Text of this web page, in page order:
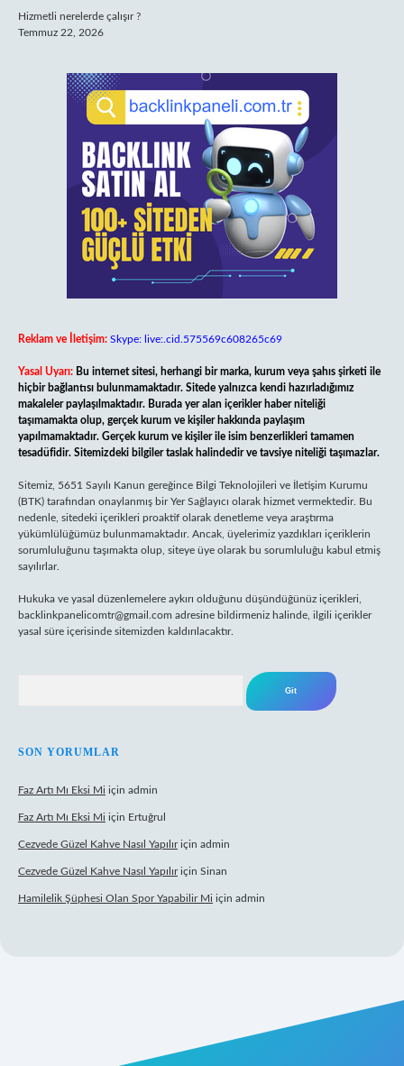
Hizmetli nerelerde çalışır ?
Temmuz 22, 2026
Reklam ve İletişim: Skype: live:.cid.575569c608265c69
Yasal Uyarı: Bu internet sitesi, herhangi bir marka, kurum veya şahıs şirketi ile
hiçbir bağlantısı bulunmamaktadır. Sitede yalnızca kendi hazırladığımız
makaleler paylaşılmaktadır. Burada yer alan içerikler haber niteliği
taşımamakta olup, gerçek kurum ve kişiler hakkında paylaşım
yapılmamaktadır. Gerçek kurum ve kişiler ile isim benzerlikleri tamamen
tesadüfidir. Sitemizdeki bilgiler taslak halindedir ve tavsiye niteliği taşımazlar.
Sitemiz, 5651 Sayılı Kanun gereğince Bilgi Teknolojileri ve İletişim Kurumu
(BTK) tarafından onaylanmış bir Yer Sağlayıcı olarak hizmet vermektedir. Bu
nedenle, sitedeki içerikleri proaktif olarak denetleme veya araştırma
yükümlülüğümüz bulunmamaktadır. Ancak, üyelerimiz yazdıkları içeriklerin
sorumluluğunu taşımakta olup, siteye üye olarak bu sorumluluğu kabul etmiş
sayılırlar.
Hukuka ve yasal düzenlemelere aykırı olduğunu düşündüğünüz içerikleri,
backlinkpanelicomtr@gmail.com adresine bildirmeniz halinde, ilgili içerikler
yasal süre içerisinde sitemizden kaldırılacaktır.
SON YORUMLAR
Faz Artı Mı Eksi Mi için admin
Faz Artı Mı Eksi Mi için Ertuğrul
Cezvede Güzel Kahve Nasıl Yapılıriçin admin
Cezvede Güzel Kahve Nasıl Yapılıriçin Sinan
Hamilelik Şüphesi Olan Spor Yapabilir Mi için admin